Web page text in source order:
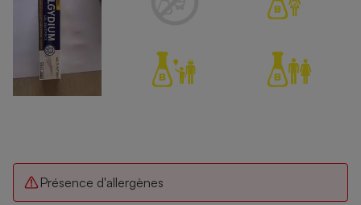
Présence d'allergènes